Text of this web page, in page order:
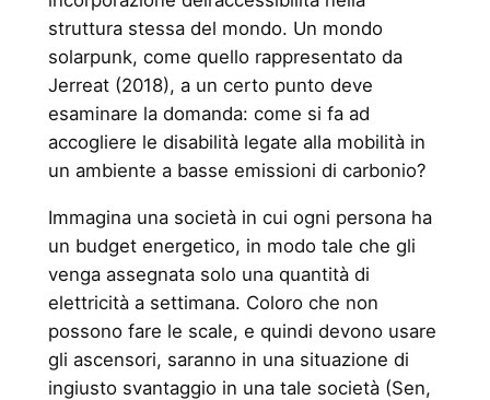
struttura stessa del mondo. Un mondo
solarpunk, come quello rappresentato da
Jerreat (2018), a un certo punto deve
esaminare la domanda: come si fa ad
accogliere le disabilità legate alla mobilità in
un ambiente a basse emissioni di carbonio?
Immagina una società in cui ogni persona ha
un budget energetico, in modo tale che gli
venga assegnata solo una quantità di
elettricità a settimana. Coloro che non
possono fare le scale, e quindi devono usare
gli ascensori, saranno in una situazione di
ingiusto svantaggio in una tale società (Sen,